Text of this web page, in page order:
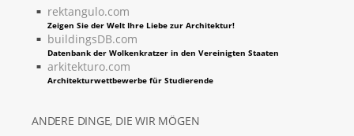
rektangulo.com
Zeigen Sie der Welt Ihre Liebe zur Architektur!
buildingsDB.com
Datenbank der Wolkenkratzer in den Vereinigten Staaten
arkitekturo.com
Architekturwettbewerbe für Studierende
ANDERE DINGE, DIE WIR MÖGEN